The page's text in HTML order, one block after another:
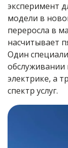
эксперимент
модели в
переросла в
насчитывает
Один
обслуживании
электрике, а
спектр услуг.